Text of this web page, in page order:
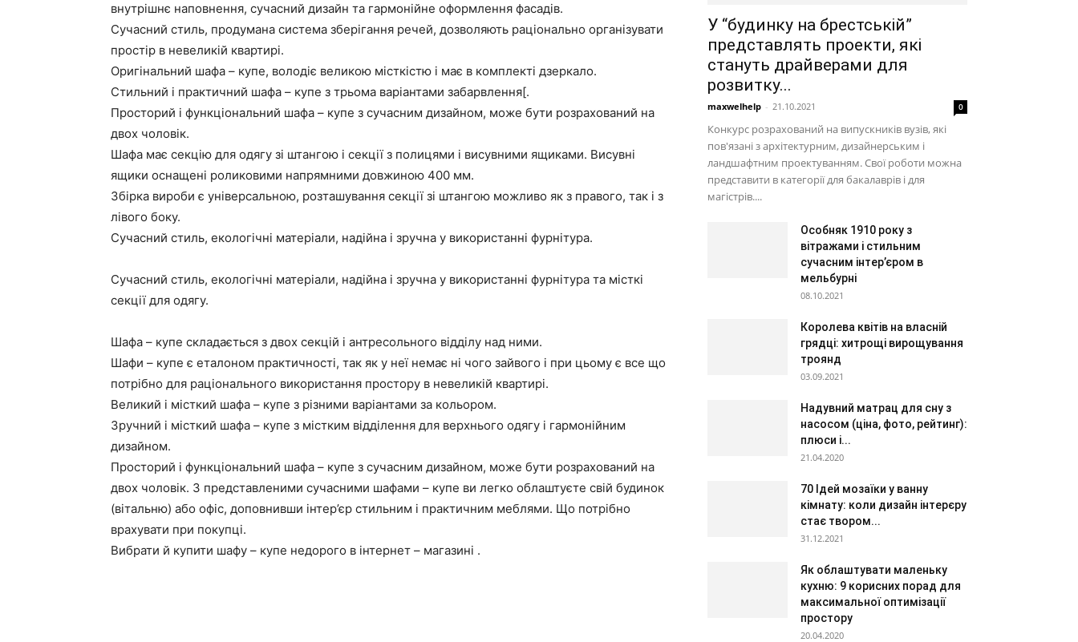
внутрішнє наповнення, сучасний дизайн та гармонійне оформлення фасадів.
Сучасний стиль, продумана система зберігання речей, дозволяють раціонально організувати
простір в невеликій квартирі.
Оригінальний шафа – купе, володіє великою місткістю і має в комплекті дзеркало.
Стильний і практичний шафа – купе з трьома варіантами забарвлення[.
Просторий і функціональний шафа – купе з сучасним дизайном, може бути розрахований на
двох чоловік.
Шафа має секцію для одягу зі штангою і секції з полицями і висувними ящиками. Висувні
ящики оснащені роликовими напрямними довжиною 400 мм.
Збірка вироби є універсальною, розташування секції зі штангою можливо як з правого, так і з
лівого боку.
Сучасний стиль, екологічні матеріали, надійна і зручна у використанні фурнітура.
Сучасний стиль, екологічні матеріали, надійна і зручна у використанні фурнітура та місткі
секції для одягу.
Шафа – купе складається з двох секцій і антресольного відділу над ними.
Шафи – купе є еталоном практичності, так як у неї немає ні чого зайвого і при цьому є все що
потрібно для раціонального використання простору в невеликій квартирі.
Великий і місткий шафа – купе з різними варіантами за кольором.
Зручний і місткий шафа – купе з містким відділення для верхнього одягу і гармонійним
дизайном.
Просторий і функціональний шафа – купе з сучасним дизайном, може бути розрахований на
двох чоловік. З представленими сучасними шафами – купе ви легко облаштуєте свій будинок
(вітальню) або офіс, доповнивши інтер’єр стильним і практичним меблями. Що потрібно
врахувати при покупці.
Вибрати й купити шафу – купе недорого в інтернет – магазині .
У “будинку на брестській”
представлять проекти, які
стануть драйверами для
розвитку...
maxwelhelp - 21.10.2021 0
Конкурс розрахований на випускників вузів, які
пов'язані з архітектурним, дизайнерським і
ландшафтним проектуванням. Свої роботи можна
представити в категорії для бакалаврів і для
магістрів....
Особняк 1910 року з
вітражами і стильним
сучасним інтер’єром в
мельбурні
08.10.2021
Королева квітів на власній
грядці: хитрощі вирощування
троянд
03.09.2021
Надувний матрац для сну з
насосом (ціна, фото, рейтинг):
плюси і...
21.04.2020
70 Ідей мозаїки у ванну
кімнату: коли дизайн інтерєру
стає твором...
31.12.2021
Як облаштувати маленьку
кухню: 9 корисних порад для
максимальної оптимізації
простору
20.04.2020